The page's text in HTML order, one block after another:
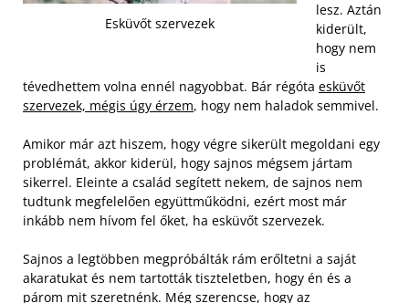
Esküvőt szervezek
lesz. Aztán
kiderült,
hogy nem
is
tévedhettem volna ennél nagyobbat. Bár régóta esküvőt
szervezek, mégis úgy érzem, hogy nem haladok semmivel.
Amikor már azt hiszem, hogy végre sikerült megoldani egy
problémát, akkor kiderül, hogy sajnos mégsem jártam
sikerrel. Eleinte a család segített nekem, de sajnos nem
tudtunk megfelelően együttműködni, ezért most már
inkább nem hívom fel őket, ha esküvőt szervezek.
Sajnos a legtöbben megpróbálták rám erőltetni a saját
akaratukat és nem tartották tiszteletben, hogy én és a
párom mit szeretnénk. Még szerencse, hogy az